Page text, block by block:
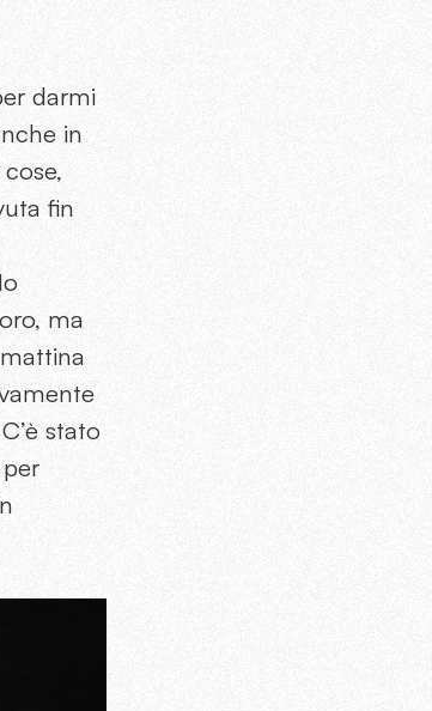
darmi
in
fin
ma
stato